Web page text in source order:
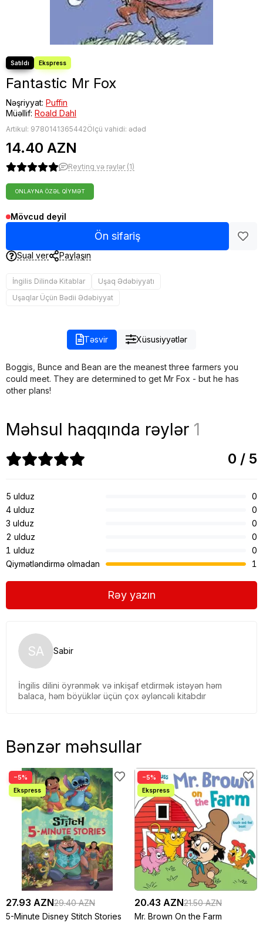
Fantastic Mr Fox
Nəşriyyat: Puffin
Müəllif: Roald Dahl
Artikul: 9780141365442Ölçü vahidi: ədəd
14.40 AZN
Reytinq və rəylər (1)
ONLAYNA ÖZƏL QIYMƏT
Mövcud deyil
Ön sifariş
Sual ver Paylaşın
İngilis Dilində Kitablar
Uşaq Ədəbiyyatı
Uşaqlar Üçün Bədii Ədəbiyyat
Təsvir Xüsusiyyətlər
Boggis, Bunce and Bean are the meanest three farmers you
could meet. They are determined to get Mr Fox - but he has
other plans!
Məhsul haqqında rəylər 1
SA Sabir
İngilis dilini öyrənmək və inkişaf etdirmək istəyən həm
balaca, həm böyüklər üçün çox əyləncəli kitabdır
0 / 5
5 ulduz
0
4 ulduz
0
3 ulduz
0
2 ulduz
0
1 ulduz
0
Qiymətləndirmə olmadan
1
Rəy yazın
Bənzər məhsullar
−5%
27.93 AZN29.40 AZN
5-Minute Disney Stitch Stories
−5%
20.43 AZN21.50 AZN
Mr. Brown On the Farm